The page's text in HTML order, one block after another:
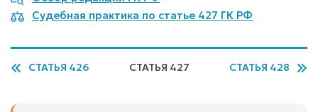
Судебная практика по статье 427 ГК РФ
СТАТЬЯ 426 СТАТЬЯ 427 СТАТЬЯ 428